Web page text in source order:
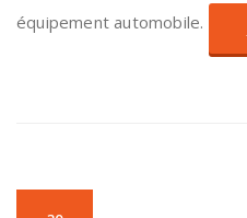
équipement automobile.